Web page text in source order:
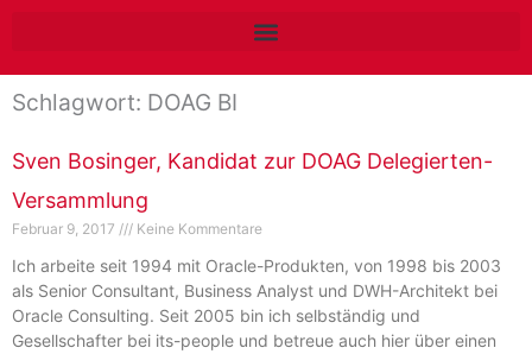
springen
Schlagwort: DOAG BI
Sven Bosinger, Kandidat zur DOAG Delegierten-
Versammlung
Februar 9, 2017 Keine Kommentare
Ich arbeite seit 1994 mit Oracle-Produkten, von 1998 bis 2003
als Senior Consultant, Business Analyst und DWH-Architekt bei
Oracle Consulting. Seit 2005 bin ich selbständig und
Gesellschafter bei its-people und betreue auch hier über einen